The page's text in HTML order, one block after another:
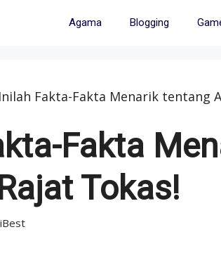
Agama Blogging
Inilah Fakta-Fakta Menarik tentang
Fakta
Tokas!